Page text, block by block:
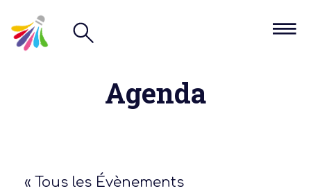
Agenda
« Tous les Évènements